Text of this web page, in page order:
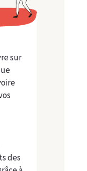
sur
des